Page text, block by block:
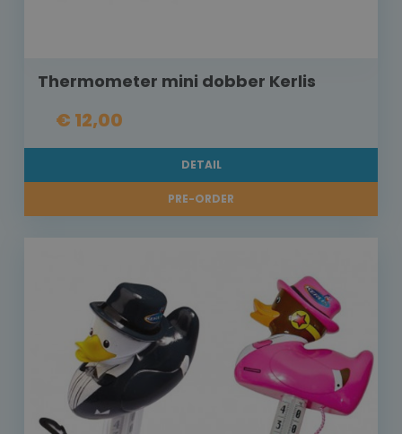
Thermometer mini dobber Kerlis
€ 12,00
DETAIL
PRE-ORDER